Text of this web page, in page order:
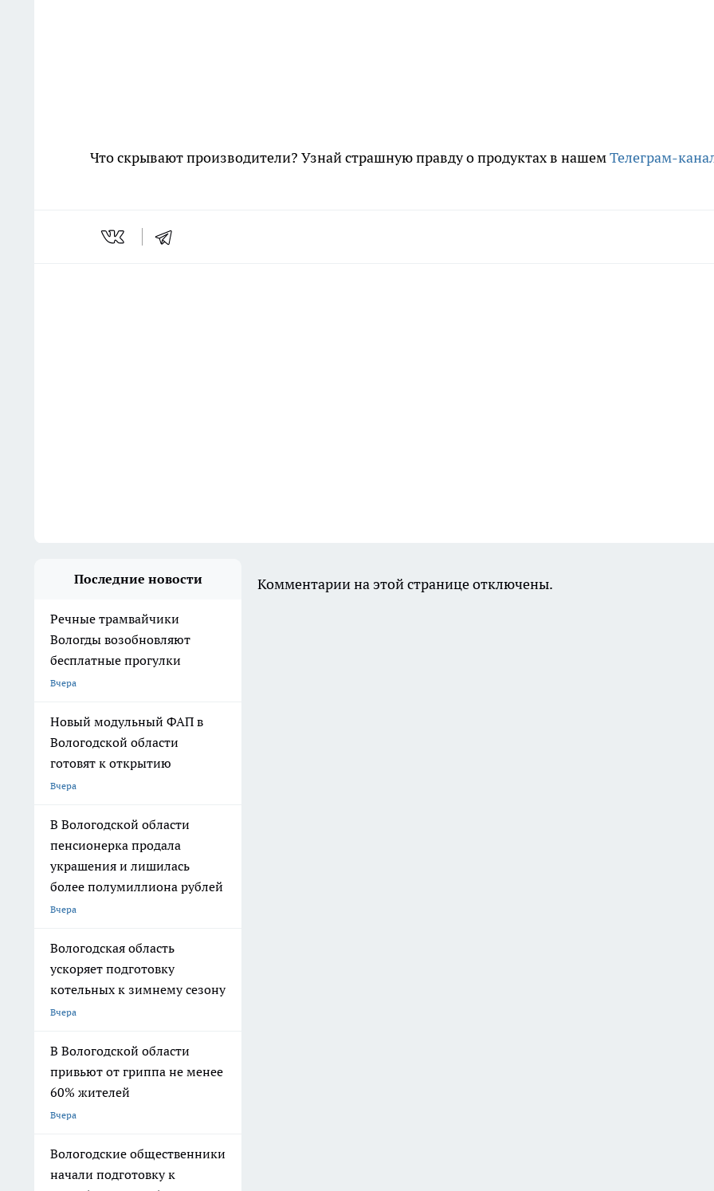
Что скрывают производители? Узнай страшную правду о продуктах в нашемТелеграм-
Последние новости
Речные трамвайчики
Вологды возобновляют
бесплатные прогулки
Вчера
Новый модульный ФАП в
Вологодской области
готовят к открытию
Вчера
В Вологодской области
пенсионерка продала
украшения и лишилась
более полумиллиона рублей
Вчера
Вологодская область
ускоряет подготовку
котельных к зимнему сезону
Вчера
В Вологодской области
привьют от гриппа не менее
60% жителей
Вчера
Вологодские общественники
начали подготовку к
Комментарии на этой странице отключены.